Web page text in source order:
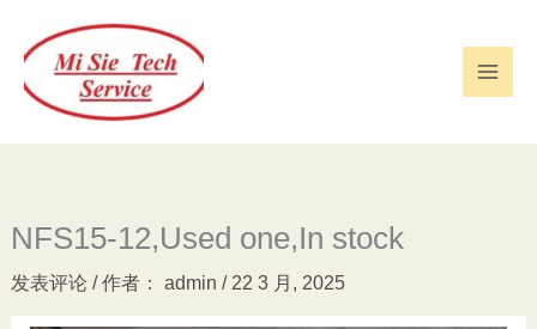
NFS15-12,Used one,In stock
发表评论 / 作者： admin / 22 3 月, 2025